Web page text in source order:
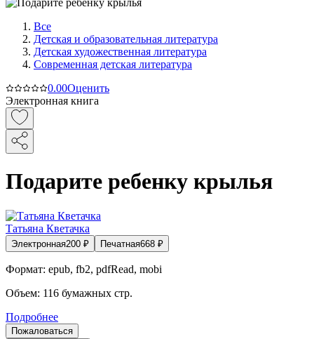
Все
Детская и образовательная литература
Детская художественная литература
Современная детская литература
0.00Оценить
Электронная книга
Подарите ребенку крылья
Татьяна Кветачка
Электронная200 ₽ Печатная668 ₽
Формат: epub, fb2, pdfRead, mobi
Объем: 116 бумажных стр.
Подробнее
Пожаловаться